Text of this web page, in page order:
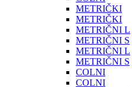
METRIČKI
METRIČKI
METRIČNI L
METRIČNI S
METRIČNI L
METRIČNI S
COLNI
COLNI